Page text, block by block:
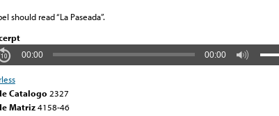
should read “La Paseada”.
00:00 00:00
Catalogo 2327
Matriz4158-46